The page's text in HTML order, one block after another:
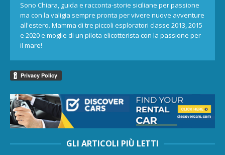
Sono Chiara, guida e racconta-storie siciliane per passione
ma con la valigia sempre pronta per vivere nuove avventure
all'estero. Mamma di tre piccoli esploratori classe 2013, 2015
e 2020 e moglie di un pilota elicotterista con la passione per
il mare!
GLI ARTICOLI PIÙ LETTI